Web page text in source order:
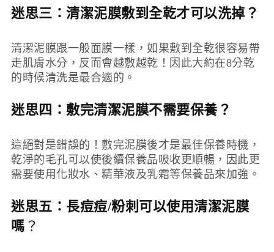
迷思三：清潔泥膜敷到全乾才可以洗掉 ？
清潔泥膜跟一般面膜一樣，如果敷到全乾很容易帶
走肌膚水分，反而會越敷越乾！因此大約在8分乾
的時候清洗是最合適的。
迷思四： 敷完清潔泥膜不需要保養？
這絕對是錯誤的！敷完泥膜後才是最佳保養時機，
乾淨的毛孔可以使後續保養品吸收更順暢，因此更
需要使用化妝水、精華液及乳霜等保養品來加強。
迷思五：長痘痘/粉刺可以使用清潔泥膜
嗎 ？